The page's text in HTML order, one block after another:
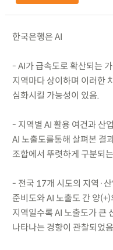
한국은행은 AI
- AI가 급속도로 확산되는
지역마다 상이하며 이러한
심화시킬 가능성이 있음.
- 지역별 AI 활용 여건과 산
AI 노출도를통해 살펴본 결
조합에서 뚜렷하게 구분되
- 전국 17개 시도의 지역·
준비도와 AI 노출도 간 양
지역일수록 AI 노출도가 큰
나타나는 경향이 관찰되었